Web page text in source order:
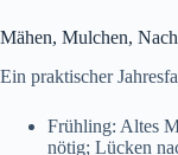
Mähen, Mulchen,
Ein praktischer
Frühling: Altes
nötig; Lücken